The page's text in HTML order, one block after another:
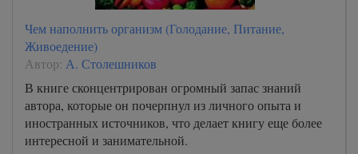
Чем наполнить организм (Голодание, Питание,
Живоедение)
Автор: А. Столешников
В книге сконцентрирован огромный запас знаний
автора, которые он почерпнул из личного опыта и
иностранных источников, что делает книгу еще более
интересной и занимательной.